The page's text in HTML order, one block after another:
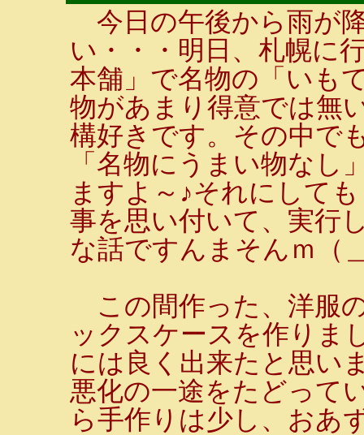
今日の午後から雨が
い・・・明日、札幌に
本舗」で名物の「いも
物があまり得意では無
構好きです。その中で
「名物にうまい物なし
ますよ～♪それにして
事を思い付いて、実行
な話ですんまそんｍ（
この間作った、洋服
ックスケースを作りま
には良く出来たと思い
悪化の一途をたどって
ら手作りは少し、おあ